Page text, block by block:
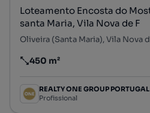
Loteamento Encosta do
santa Maria, Vila Nova de F
Oliveira (Santa Maria), Vila Nova
Preço por metro quadrado
450 m²
REALTY ONE GROUP PORTUGAL
Profissional